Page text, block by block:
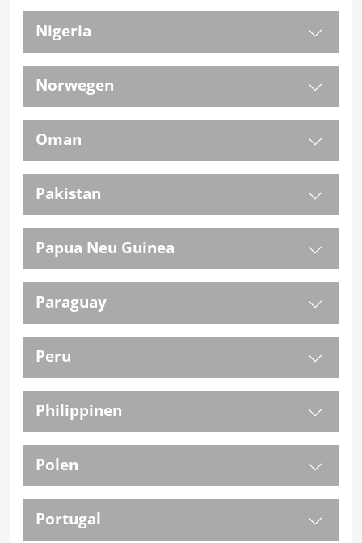
Nigeria
Norwegen
Oman
Pakistan
Papua Neu Guinea
Paraguay
Peru
Philippinen
Polen
Portugal